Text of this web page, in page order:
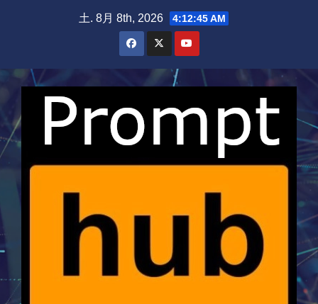
土. 8月 8th, 2026 4:12:45 AM